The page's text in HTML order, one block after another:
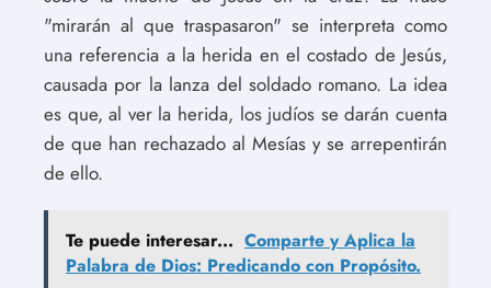
"mirarán al que traspasaron" se interpreta como
una referencia a la herida en el costado de Jesús,
causada por la lanza del soldado romano. La idea
es que, al ver la herida, los judíos se darán cuenta
de que han rechazado al Mesías y se arrepentirán
de ello.
Te puede interesar... Comparte y Aplica la
Palabra de Dios: Predicando con Propósito.